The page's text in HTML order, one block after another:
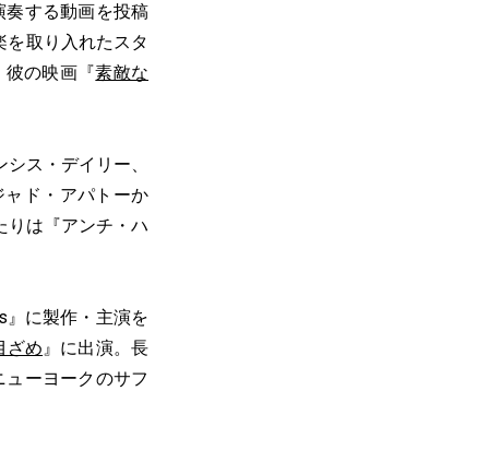
する動画を投稿
を取り入れたスタ
彼の映画『素敵な
ス・デイリー、
ド・アパトーか
りは『アンチ・ハ
』に製作・主演を
ざめ』に出演。長
ーヨークのサフ